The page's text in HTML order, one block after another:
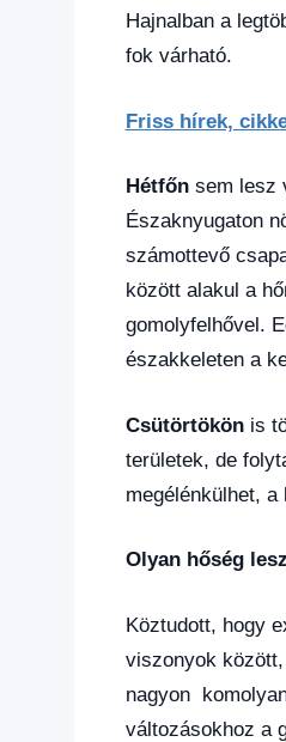
Hajnalban a
fok várható.
Friss hírek,
Hétfőnsem lesz
Északnyugaton
számottevő
között alakul a
gomolyfelhővel.
északkeleten a
Csütörtökönis
területek, de
megélénkülhet,
Olyan hőség
Köztudott, hogy
viszonyok
nagyon
változásokhoz a